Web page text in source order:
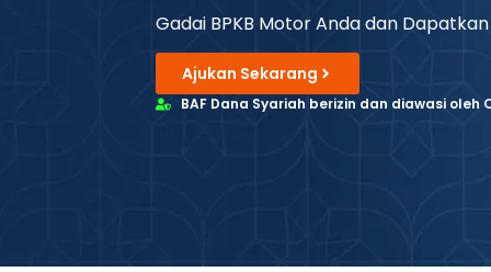
Gadai BPKB Motor Anda dan
Ajukan Sekarang
BAF Dana Syariah berizin dan diawasi oleh